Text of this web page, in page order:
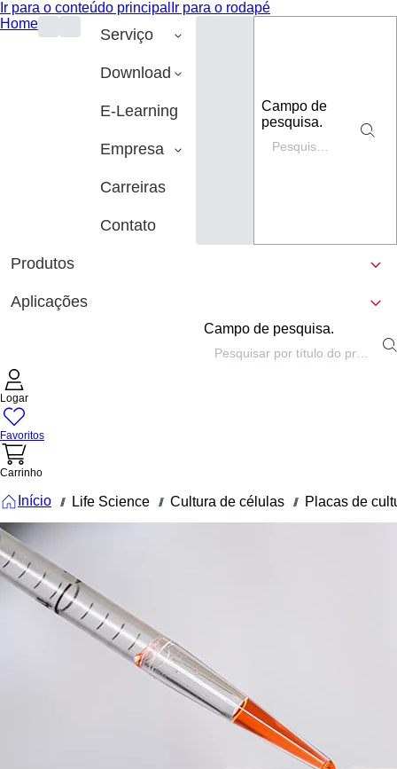
Ir para o conteúdo principal Ir para o rodapé
Home
Serviço
Download
E-Learning
Empresa
Carreiras
Contato
Campo de
pesquisa.
Produtos
Aplicações
Campo de pesquisa.
Logar
Favoritos
Carrinho
Início /// Life Science /// Cultura de células /// Placas de